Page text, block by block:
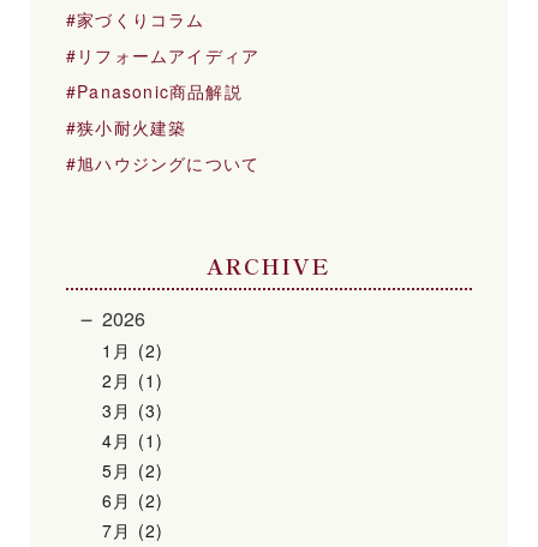
家づくりコラム
リフォームアイディア
Panasonic商品解説
狭小耐火建築
旭ハウジングについて
ARCHIVE
2026
1月 (2)
2月 (1)
3月 (3)
4月 (1)
5月 (2)
6月 (2)
7月 (2)